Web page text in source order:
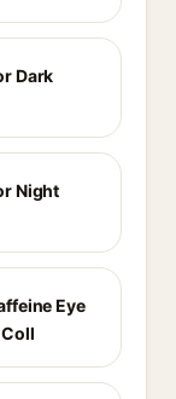
Dark
Night
Eye